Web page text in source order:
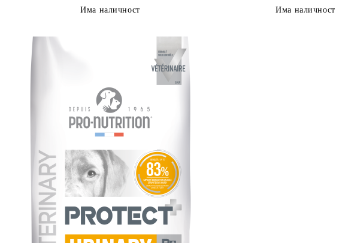
на непоносимостта към някои съставки
Има наличност Има наличност